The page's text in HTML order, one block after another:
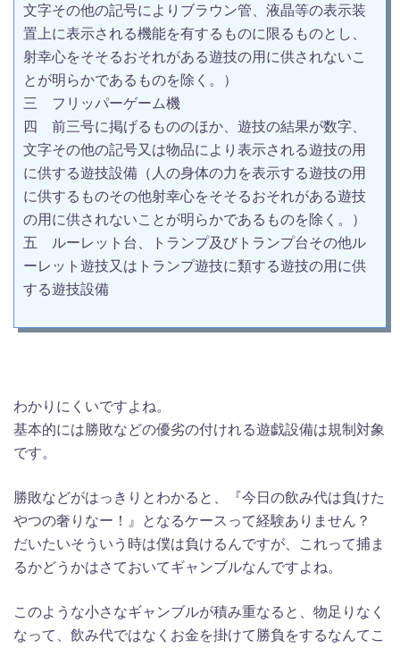
文字その他の記号によりブラウン管、液晶等の表示装
置上に表示される機能を有するものに限るものとし、
射幸心をそそるおそれがある遊技の用に供されないこ
とが明らかであるものを除く。）
三 フリッパーゲーム機
四 前三号に掲げるもののほか、遊技の結果が数字、
文字その他の記号又は物品により表示される遊技の用
に供する遊技設備（人の身体の力を表示する遊技の用
に供するものその他射幸心をそそるおそれがある遊技
の用に供されないことが明らかであるものを除く。）
五 ルーレット台、トランプ及びトランプ台その他ル
ーレット遊技又はトランプ遊技に類する遊技の用に供
する遊技設備
わかりにくいですよね。
基本的には勝敗などの優劣の付けれる遊戯設備は規制対象
です。
勝敗などがはっきりとわかると、『今日の飲み代は負けた
やつの奢りなー！』となるケースって経験ありません？
だいたいそういう時は僕は負けるんですが、これって捕ま
るかどうかはさておいてギャンブルなんですよね。
このような小さなギャンブルが積み重なると、物足りなく
なって、飲み代ではなくお金を掛けて勝負をするなんてこ